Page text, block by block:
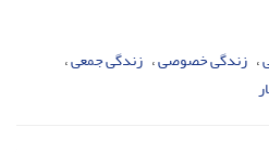
زندگی خصوصی زندگی جمعی